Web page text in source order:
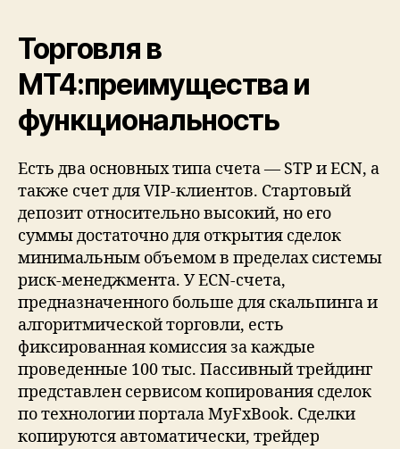
Торговля в
MT4:преимущества и
функциональность
Есть два основных типа счета — STP и ECN, а
также счет для VIP-клиентов. Стартовый
депозит относительно высокий, но его
суммы достаточно для открытия сделок
минимальным объемом в пределах системы
риск-менеджмента. У ECN-счета,
предназначенного больше для скальпинга и
алгоритмической торговли, есть
фиксированная комиссия за каждые
проведенные 100 тыс. Пассивный трейдинг
представлен сервисом копирования сделок
по технологии портала MyFxBook. Сделки
копируются автоматически, трейдер